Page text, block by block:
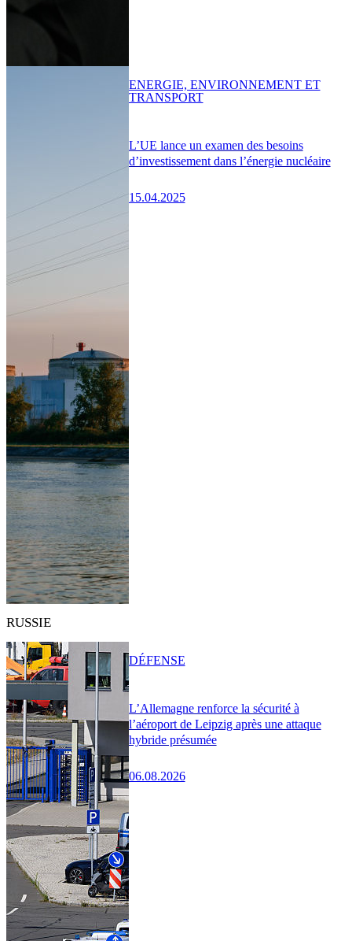
L’UE lance un examen des besoins
d’investissement dans l’énergie nucléaire
15.04.2025
ENERGIE, ENVIRONNEMENT ET
TRANSPORT
RUSSIE
L’Allemagne renforce la sécurité à
l’aéroport de Leipzig après une attaque
hybride présumée
06.08.2026
DÉFENSE